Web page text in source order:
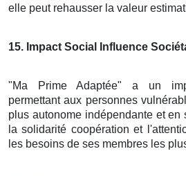
elle peut rehausser la valeur
15. Impact Social Influence
"Ma Prime Adaptée" a un
permettant aux personnes
plus autonome indépendante et
la solidarité coopération et
les besoins de ses membres les